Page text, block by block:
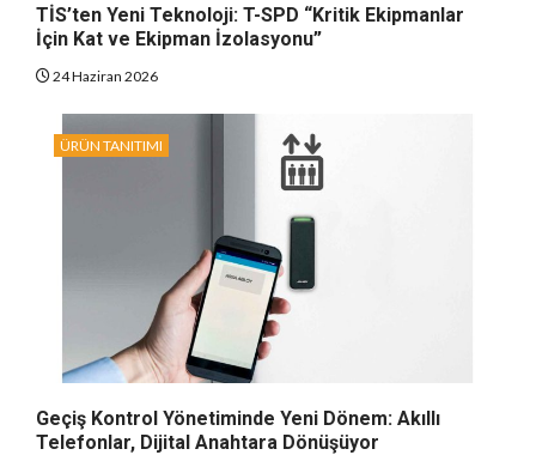
TİS’ten Yeni Teknoloji: T-SPD “Kritik Ekipmanlar
İçin Kat ve Ekipman İzolasyonu”
24 Haziran 2026
ÜRÜN TANITIMI
Geçiş Kontrol Yönetiminde Yeni Dönem: Akıllı
Telefonlar, Dijital Anahtara Dönüşüyor